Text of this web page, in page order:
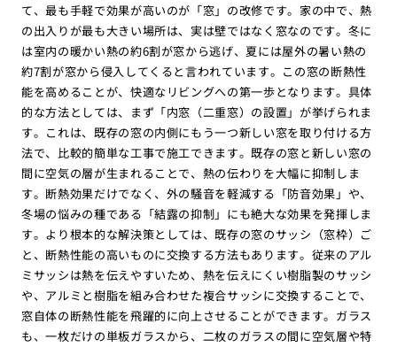
て、最も手軽で効果が高いのが「窓」の改修です。家の中で、熱
の出入りが最も大きい場所は、実は壁ではなく窓なのです。冬に
は室内の暖かい熱の約6割が窓から逃げ、夏には屋外の暑い熱の
約7割が窓から侵入してくると言われています。この窓の断熱性
能を高めることが、快適なリビングへの第一歩となります。具体
的な方法としては、まず「内窓（二重窓）の設置」が挙げられま
す。これは、既存の窓の内側にもう一つ新しい窓を取り付ける方
法で、比較的簡単な工事で施工できます。既存の窓と新しい窓の
間に空気の層が生まれることで、熱の伝わりを大幅に抑制しま
す。断熱効果だけでなく、外の騒音を軽減する「防音効果」や、
冬場の悩みの種である「結露の抑制」にも絶大な効果を発揮しま
す。より根本的な解決策としては、既存の窓のサッシ（窓枠）ご
と、断熱性能の高いものに交換する方法もあります。従来のアル
ミサッシは熱を伝えやすいため、熱を伝えにくい樹脂製のサッシ
や、アルミと樹脂を組み合わせた複合サッシに交換することで、
窓自体の断熱性能を飛躍的に向上させることができます。ガラス
も、一枚だけの単板ガラスから、二枚のガラスの間に空気層や特